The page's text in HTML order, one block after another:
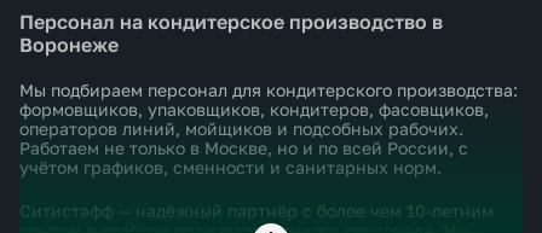
Персонал на кондитерское производство в
Воронеже
Мы подбираем персонал для кондитерского производства:
формовщиков, упаковщиков, кондитеров, фасовщиков,
операторов линий, мойщиков и подсобных рабочих.
Работаем не только в Москве, но и по всей России, с
учётом графиков, сменности и санитарных норм.
Ситистафф — надёжный партнёр с более чем 10-летним